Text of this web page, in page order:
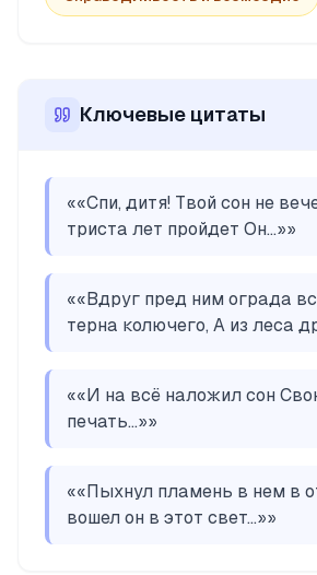
Ключевые цитаты
««Спи, дитя! Твой сон не
триста лет пройдет Он...»»
««Вдруг пред ним ограда
терна колючего, А из леса
««И на всё наложил сон
печать...»»
««Пыхнул пламень в нем в
вошел он в этот свет...»»